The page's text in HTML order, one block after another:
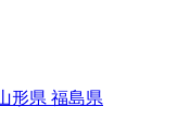
形県 福島県